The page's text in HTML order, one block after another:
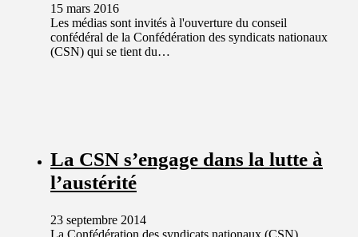
15 mars 2016
Les médias sont invités à l'ouverture du conseil
confédéral de la Confédération des syndicats nationaux
(CSN) qui se tient du…
La CSN s’engage dans la lutte à
l’austérité
23 septembre 2014